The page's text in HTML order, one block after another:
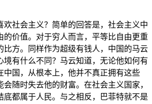
欢社会主义？简单的回答是，社会主义中
的价值。对于穷人而言，平等比自由更重
比方。同样作为超级有钱人，中国的马云
境有什么不同？马云知道，无论他如何有
中国，从根本上，他并不真正拥有这些
随时失去他的财富。在社会主义国家，
底都属于人民。与之相反，巴菲特就不是